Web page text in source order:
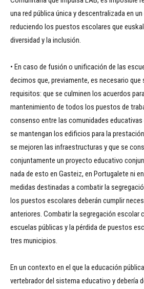
una red pública única y descentralizada en
reduciendo los puestos escolares que
diversidad y la inclusión.
• En caso de fusión o unificación de las
decimos que, previamente, es necesario que
requisitos: que se culminen los acuerdos
mantenimiento de todos los puestos de
consenso entre las comunidades educativas
se mantengan los edificios para la
se mejoren las infraestructuras y que se
conjuntamente un proyecto educativo
nada de esto en Gasteiz, en Portugalete ni
medidas destinadas a combatir la
los puestos escolares deberán cumplir
anteriores. Combatir la segregación escolar
escuelas públicas y la pérdida de puestos
tres municipios.
En un contexto en el que la educación
vertebrador del sistema educativo y debería